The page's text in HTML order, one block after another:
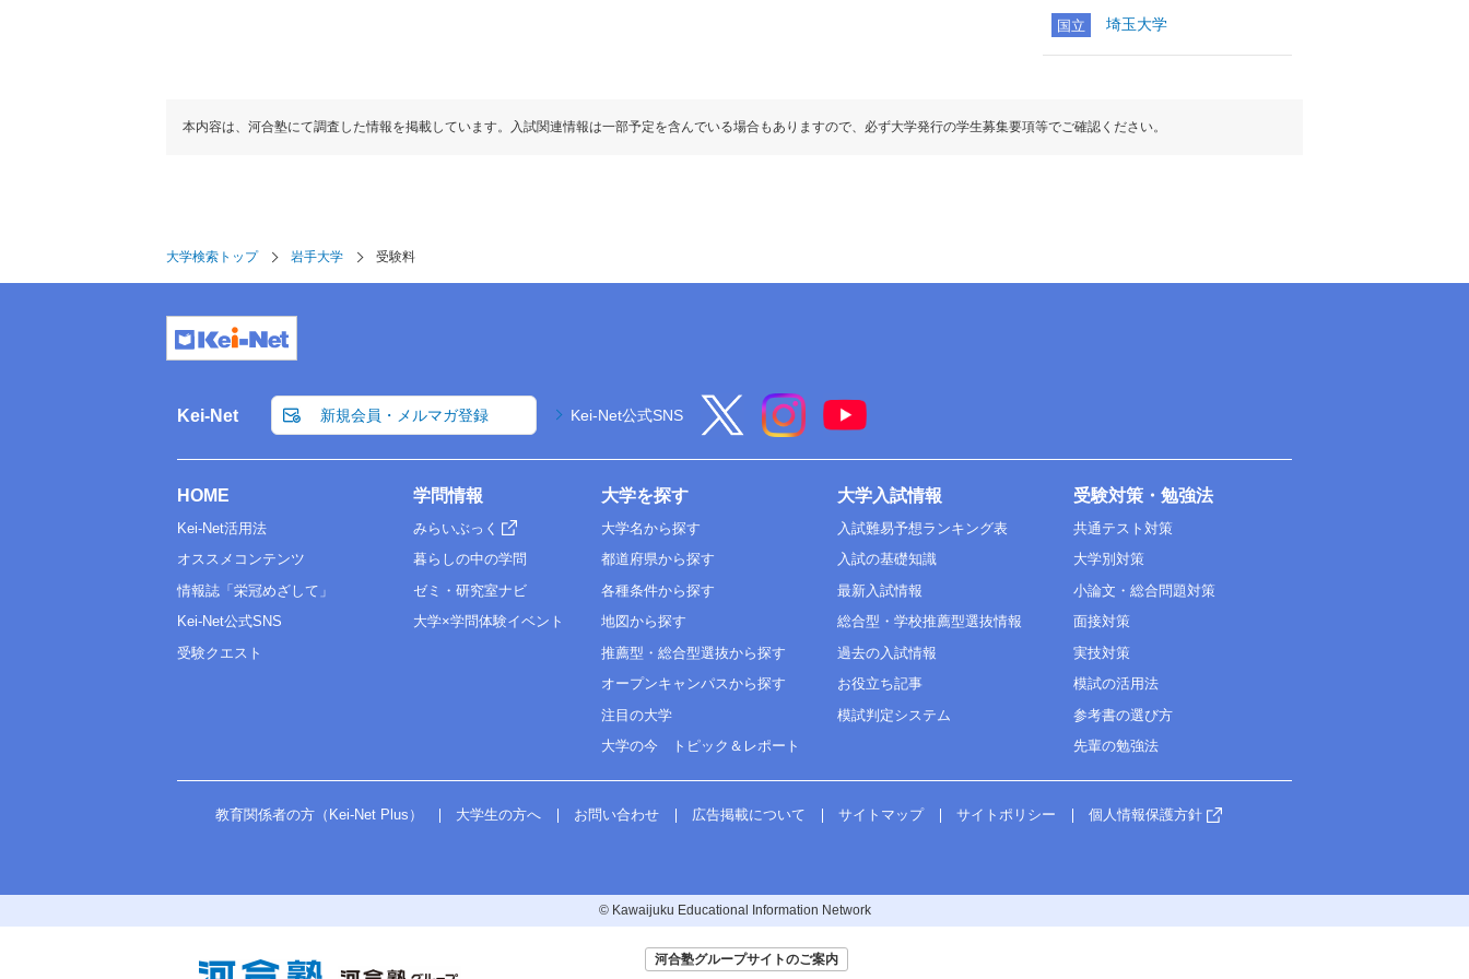
国立 埼玉大学
本内容は、河合塾にて調査した情報を掲載しています。入試関連情報は一部予定を含んでいる場合もありますので、必ず大学発行の学生募集要項等でご確認ください。
大学検索トップ 岩手大学 受験料
Kei-Net 新規会員・メルマガ登録 Kei-Net公式SNS
HOME
Kei-Net活用法
オススメコンテンツ
情報誌「栄冠めざして」
Kei-Net公式SNS
受験クエスト
学問情報
みらいぶっく
暮らしの中の学問
ゼミ・研究室ナビ
大学×学問体験イベント
大学を探す
大学名から探す
都道府県から探す
各種条件から探す
地図から探す
推薦型・総合型選抜から探す
オープンキャンパスから探す
注目の大学
大学の今 トピック＆レポート
大学入試情報
入試難易予想ランキング表
入試の基礎知識
最新入試情報
総合型・学校推薦型選抜情報
過去の入試情報
お役立ち記事
模試判定システム
受験対策・勉強法
共通テスト対策
大学別対策
小論文・総合問題対策
面接対策
実技対策
模試の活用法
参考書の選び方
先輩の勉強法
教育関係者の方（Kei-Net Plus） 大学生の方へ お問い合わせ 広告掲載について サイトマップ サイトポリシー 個人情報保護方針
© Kawaijuku Educational Information Network
河合塾グループサイトのご案内